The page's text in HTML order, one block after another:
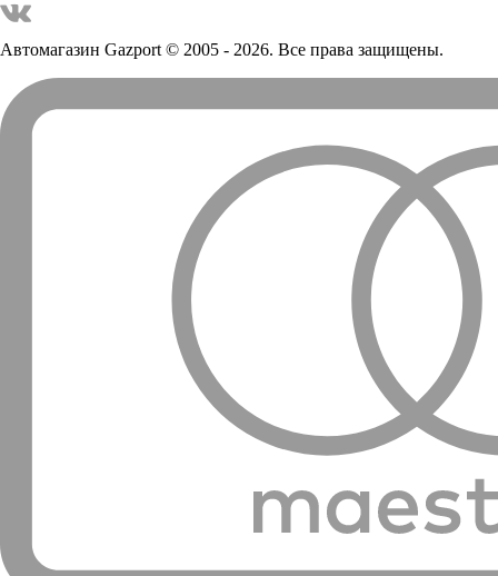
Автомагазин Gazport© 2005 - 2026. Все права защищены.